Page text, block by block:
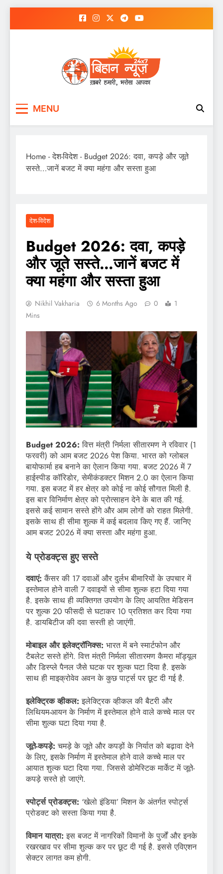
MENU
Home -देश-विदेश- Budget 2026: दवा, कपड़े और जूते
सस्ते…जानें बजट में क्या महंगा और सस्ता हुआ
देश-विदेश
Budget 2026: दवा, कपड़े
और जूते सस्ते…जानें बजट में
क्या महंगा और सस्ता हुआ
Nikhil Vakharia 6 Months Ago 0
1
Mins
Budget 2026: वित्त मंत्री निर्मला सीतारमण ने रविवार (1
फरवरी) को आम बजट 2026 पेश किया. भारत को ग्लोबल
बायोफार्मा हब बनाने का ऐलान किया गया. बजट 2026 में 7
हाईस्पीड कॉरिडोर, सेमीकंडक्टर मिशन 2.0 का ऐलान किया
गया. इस बजट में हर क्षेत्र को कोई ना कोई सौगात मिली है.
इस बार विनिर्माण क्षेत्र को प्रोत्साहन देने के बात की गई.
इससे कई सामान सस्ते होंगे और आम लोगों को राहत मिलेगी.
इसके साथ ही सीमा शुल्क में कई बदलाव किए गए हैं. जानिए
आम बजट 2026 में क्या सस्ता और महंगा हुआ.
ये प्रोडक्ट्स हुए सस्ते
दवाएं: कैंसर की 17 दवाओं और दुर्लभ बीमारियों के उपचार में
इस्तेमाल होने वाली 7 दवाइयों से सीमा शुल्क हटा दिया गया
है. इसके साथ ही व्यक्तिगत उपयोग के लिए आयतित मेडिसन
पर शुल्क 20 फीसदी से घटाकर 10 प्रतिशत कर दिया गया
है. डायबिटीज की दवा सस्ती हो जाएंगी.
मोबाइल और इलेक्ट्रॉनिक्स: भारत में बने स्मार्टफोन और
टैबलेट सस्ते होंगे. वित्त मंत्री निर्मला सीतारमण कैमरा मॉड्यूल
और डिस्प्ले पैनल जैसे घटक पर शुल्क घटा दिया है. इसके
साथ ही माइक्रोवेव अवन के कुछ पार्ट्स पर छूट दी गई है.
इलेक्ट्रिक व्हीकल: इलेक्ट्रिक व्हीकल की बैटरी और
लिथियम-आयन के निर्माण में इस्तेमाल होने वाले कच्चे माल पर
सीमा शुल्क घटा दिया गया है.
जूते-कपड़े:चमड़े के जूते और कपड़ों के निर्यात को बढ़ावा देने
के लिए, इसके निर्माण में इस्तेमाल होने वाले कच्चे माल पर
आयात शुल्क घटा दिया गया. जिससे डोमेस्टिक मार्केट में जूते-
कपड़े सस्ते हो जाएंगे.
स्पोर्ट्स प्रोडक्ट्स: ‘खेलो इंडिया’ मिशन के अंतर्गत स्पोर्ट्स
प्रोडक्ट को सस्ता किया गया है.
विमान यात्रा: इस बजट में नागरिकों विमानों के पुर्जों और इनके
रखरखाव पर सीमा शुल्क कर पर छूट दी गई है. इससे एविएशन
सेक्टर लागत कम होगी.